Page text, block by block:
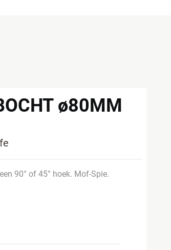
ø80MM
90° of 45° hoek. Mof-Spie.